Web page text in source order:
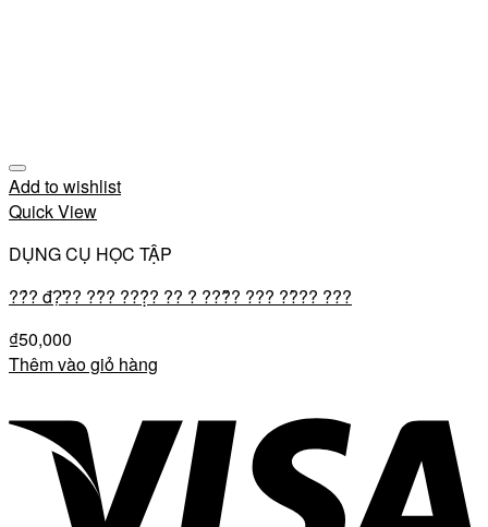
Add to wishlist
Quick View
DỤNG CỤ HỌC TẬP
??́? đ?̛̣?? ??̀? ???̣̂? ?? ? ???̆? ??? ??̀?? ???
₫50,000
Thêm vào giỏ hàng